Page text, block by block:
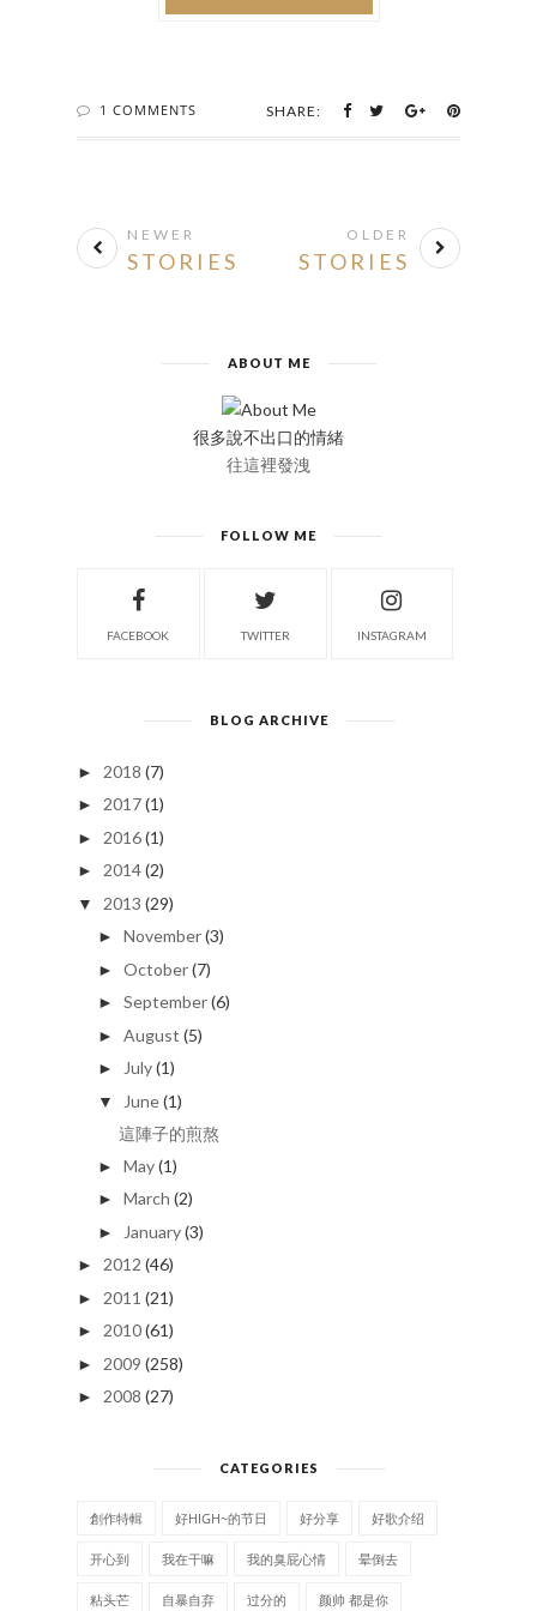
1 COMMENTS SHARE:
NEWER
STORIES
OLDER
STORIES
ABOUT ME
很多說不出口的情緒
往這裡發洩
FOLLOW ME
FACEBOOK TWITTER INSTAGRAM
BLOG ARCHIVE
► 2018 (7)
► 2017(1)
► 2016(1)
► 2014(2)
▼ 2013 (29)
► November(3)
► October(7)
► September(6)
► August (5)
► July(1)
▼ June(1)
這陣子的煎熬
► May(1)
► March (2)
► January(3)
► 2012 (46)
► 2011 (21)
► 2010(61)
► 2009 (258)
► 2008 (27)
CATEGORIES
創作特輯 好HIGH~的节日 好分享 好歌介绍
开心到 我在干嘛 我的臭屁心情 晕倒去
粘头芒 自暴自弃 过分的 颜帅 都是你